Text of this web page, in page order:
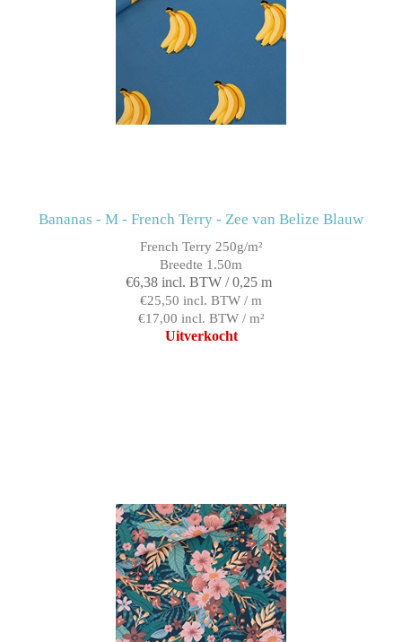
Bananas - M - French Terry - Zee van Belize Blauw
French Terry 250g/m²
Breedte 1.50m
€6,38 incl. BTW / 0,25 m
€25,50 incl. BTW / m
€17,00 incl. BTW / m²
Uitverkocht